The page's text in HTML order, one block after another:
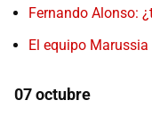
Fernando Alonso:
El equipo
07 octubre